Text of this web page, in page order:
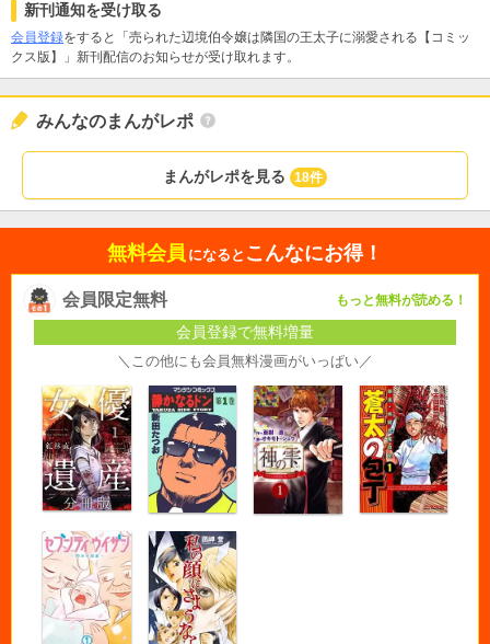
新刊通知を受け取る
会員登録をすると「売られた辺境伯令嬢は隣国の王太子に溺愛される【コミッ
クス版】」新刊配信のお知らせが受け取れます。
みんなのまんがレポ
まんがレポを見る 18件
無料会員 になると こんなにお得！
会員限定無料 もっと無料が読める！
会員登録で無料増量
＼この他にも会員無料漫画がいっぱい／